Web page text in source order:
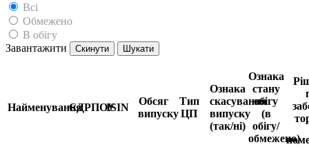
Всі
Обмежено
В обігу
Завантажити
Скинути Шукати
НайменуванняЄДРПОУISIN
Обсяг
випуску
Тип
ЦП
Ознака
скасування
випуску
(так/ні)
Ознака
стану
обігу
(в
обігу/
обмежено)